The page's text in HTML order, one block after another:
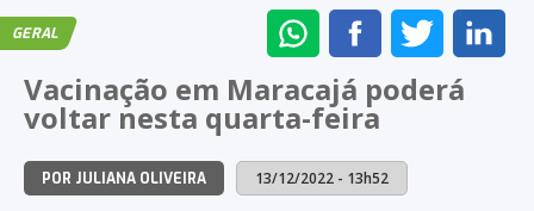
GERAL
ENVIAR
NO
WHATSAPP
COMPARTILHAR
NO
FACEBOOK
NO
TWITTER
Vacinação em Maracajá poderá
voltar nesta quarta-feira
POR JULIANA OLIVEIRA 13/12/2022 - 13h52